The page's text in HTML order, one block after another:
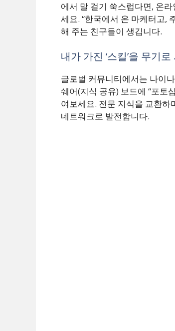
에서 말 걸기 쑥스럽다면, 온
세요. “한국에서 온 마케터고,
해 주는 친구들이 생깁니다.
내가 가진 ‘스킬’을 무기
글로벌 커뮤니티에서는 나이
쉐어(지식 공유) 보드에 “포토
여보세요. 전문 지식을 교환
네트워크로 발전합니다.